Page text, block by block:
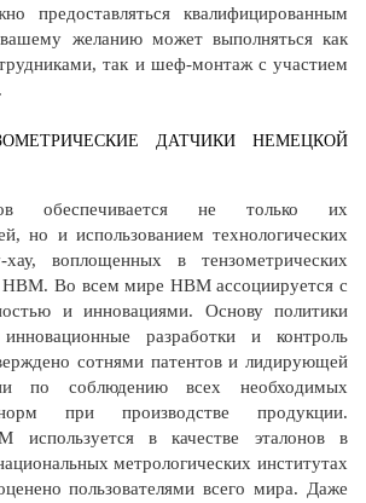
предоставляться квалифицированным
желанию может выполняться как
так и шеф-монтаж с участием
ДАТЧИКИ НЕМЕЦКОЙ
обеспечивается не только их
но и использованием технологических
воплощенных в тензометрических
Во всем мире HBM ассоциируется с
и инновациями. Основу политики
разработки и контроль
сотнями патентов и лидирующей
по соблюдению всех необходимых
при производстве продукции.
используется в качестве эталонов в
метрологических институтах
пользователями всего мира. Даже